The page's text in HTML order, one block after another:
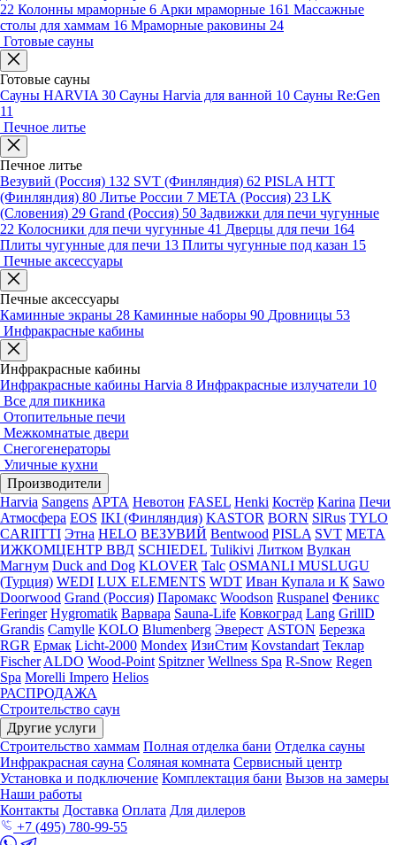
22 Колонны мраморные 6 Арки мраморные 161 Массажные
столы для хаммам 16 Мраморные раковины 24
Готовые сауны
Готовые сауны
Сауны HARVIA 30 Сауны Harvia для ванной 10 Сауны Re:Gen
11
Печное литье
Печное литье
Везувий (Россия) 132 SVT (Финляндия) 62 PISLA HTT
(Финляндия) 80 Литье России 7 МЕТА (Россия) 23 LK
(Словения) 29 Grand (Россия) 50 Задвижки для печи чугунные
22 Колосники для печи чугунные 41 Дверцы для печи 164
Плиты чугунные для печи 13 Плиты чугунные под казан 15
Печные аксессуары
Печные аксессуары
Каминные экраны 28 Каминные наборы 90 Дровницы 53
Инфракрасные кабины
Инфракрасные кабины
Инфракрасные кабины Harvia 8 Инфракрасные излучатели 10
Все для пикника
Отопительные печи
Межкомнатые двери
Снегогенераторы
Уличные кухни
Производители
Harvia Sangens АРТА Невотон FASEL Henki Костёр Karina Печи
Атмосфера EOS IKI (Финляндия) KASTOR BORN SlRus TYLO
CARIITTI Этна HELO ВЕЗУВИЙ Bentwood PISLA SVT МЕТА
ИЖКОМЦЕНТР ВВД SCHIEDEL Tulikivi Литком Вулкан
Магнум Duck and Dog KLOVER Talc OSMANLI MUSLUGU
(Турция) WEDI LUX ELEMENTS WDT Иван Купала и К Sawo
Doorwood Grand (Россия) Паромакс Woodson Ruspanel Феникс
Feringer Hygromatik Варвара Sauna-Life Ковкоград Lang GrillD
Grandis Camylle KOLO Blumenberg Эверест ASTON Березка
RGR Ермак Licht-2000 Mondex ИзиСтим Kovstandart Теклар
Fischer ALDO Wood-Point Spitzner Wellness Spa R-Snow Regen
Spa Morelli Impero Helios
РАСПРОДАЖА
Строительство саун
Другие услуги
Строительство хаммам Полная отделка бани Отделка сауны
Инфракрасная сауна Соляная комната Сервисный центр
Установка и подключение Комплектация бани Вызов на замеры
Наши работы
Контакты Доставка Оплата Для дилеров
+7 (495) 780-99-55